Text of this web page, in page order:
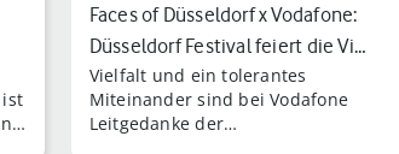
Faces of Düsseldorf x Vodafone:
Düsseldorf Festival feiert die Vi…
Vielfalt und ein tolerantes
Miteinander sind bei Vodafone
Leitgedanke der